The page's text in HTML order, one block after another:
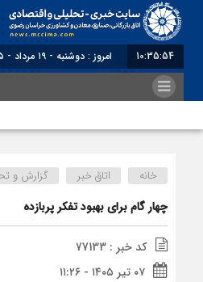
10:35:54 برابر با : Monday - 10 A
خانه اتاق خبر گزارش و
چهار گام برای بهبود تفکر پربازده
کد خبر : 77133
۰۷ تیر ۱۴۰۵ - ۱۱:۲۶